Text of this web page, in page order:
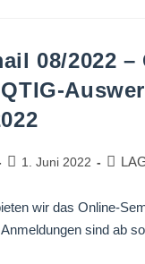
08/2022 –
1. Juni 2022
wir das Online-
sind ab